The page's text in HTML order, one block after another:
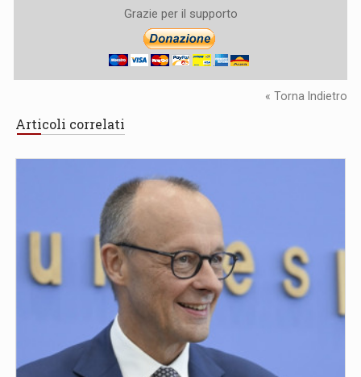
Grazie per il supporto
« Torna Indietro
Articoli correlati